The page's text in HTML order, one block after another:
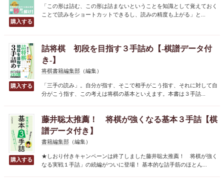
「この形は詰む、この形は詰まないということを知識として覚えておく
ことで読みをショートカットできるし、読みの精度も上がる」と...
詰将棋 初段を目指す３手詰め【-棋譜データ付
き-】
将棋書籍編集部 （編集）
「三手の読み」。自分が指す、そこで相手がこう指す、それに対して自
分がこう指す、この考えは将棋の基本といえます。本書は３手詰...
藤井聡太推薦！ 将棋が強くなる基本３手詰【棋
譜データ付き】
書籍編集部 （編集）
★しおり付きキャンペーンは終了しました藤井聡太推薦！ 将棋が強く
なる実戦１手詰」の続編がついに登場！ 基本的な詰手筋のほとん...